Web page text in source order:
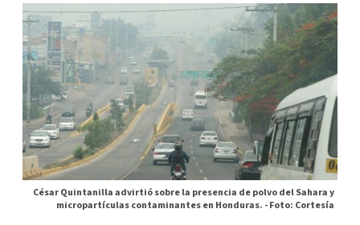
César Quintanilla advirtió sobre la presencia de polvo del Sahara y
micropartículas contaminantes en Honduras. -Foto: Cortesía